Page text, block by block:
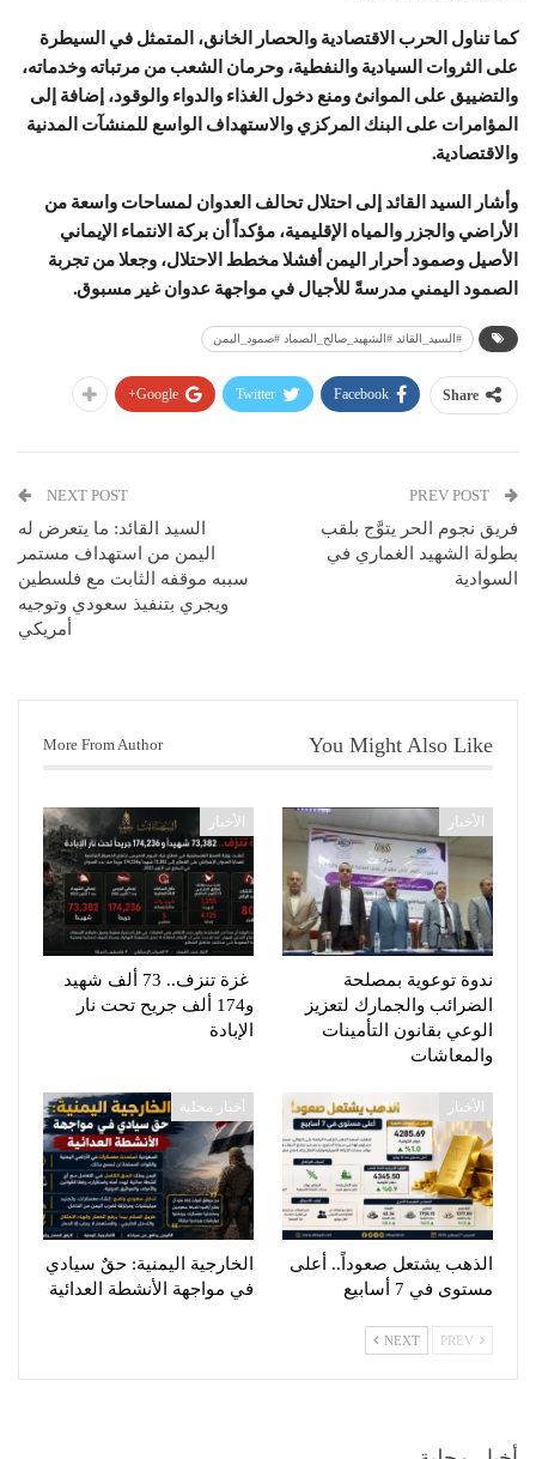
كما تناول الحرب الاقتصادية والحصار الخانق، المتمثل في السيطرة
على الثروات السيادية والنفطية، وحرمان الشعب من مرتباته وخدماته،
والتضييق على الموانئ ومنع دخول الغذاء والدواء والوقود، إضافة إلى
المؤامرات على البنك المركزي والاستهداف الواسع للمنشآت المدنية
والاقتصادية.
وأشار السيد القائد إلى احتلال تحالف العدوان لمساحات واسعة من
الأراضي والجزر والمياه الإقليمية، مؤكداً أن بركة الانتماء الإيماني
الأصيل وصمود أحرار اليمن أفشلا مخطط الاحتلال، وجعلا من تجربة
الصمود اليمني مدرسةً للأجيال في مواجهة عدوان غير مسبوق.
#السيد_القائد #الشهيد_صالح_الصماد #صمود_اليمن
Share
Facebook
Twitter
Google+
فريق نجوم الحر يتوَّج بلقب
بطولة الشهيد الغماري في
السوادية
NEXT POST
السيد القائد: ما يتعرض له
اليمن من استهداف مستمر
سببه موقفه الثابت مع فلسطين
ويجري بتنفيذ سعودي وتوجيه
أمريكي
You Might Also Like
More From Author
الأخبار
ندوة توعوية بمصلحة
الضرائب والجمارك لتعزيز
الوعي بقانون التأمينات
والمعاشات
الأخبار
غزة تنزف.. 73 ألف شهيد
و174 ألف جريح تحت نار
الإبادة
الأخبار
الذهب يشتعل صعوداً.. أعلى
مستوى في 7 أسابيع
أخبار محلية
الخارجية اليمنية: حقٌ سيادي
في مواجهة الأنشطة العدائية
NEXT